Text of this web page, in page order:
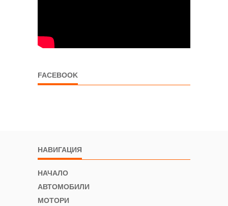
FACEBOOK
НАВИГАЦИЯ
НАЧАЛО
АВТОМОБИЛИ
МОТОРИ